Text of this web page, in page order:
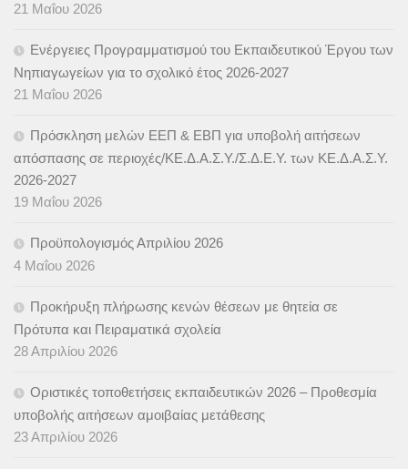
21 Μαΐου 2026
Ενέργειες Προγραμματισμού του Εκπαιδευτικού Έργου των
Νηπιαγωγείων για το σχολικό έτος 2026-2027
21 Μαΐου 2026
Πρόσκληση μελών ΕΕΠ & ΕΒΠ για υποβολή αιτήσεων
απόσπασης σε περιοχές/ΚΕ.Δ.Α.Σ.Υ./Σ.Δ.Ε.Υ. των ΚΕ.Δ.Α.Σ.Υ.
2026-2027
19 Μαΐου 2026
Προϋπολογισμός Απριλίου 2026
4 Μαΐου 2026
Προκήρυξη πλήρωσης κενών θέσεων με θητεία σε
Πρότυπα και Πειραματικά σχολεία
28 Απριλίου 2026
Οριστικές τοποθετήσεις εκπαιδευτικών 2026 – Προθεσμία
υποβολής αιτήσεων αμοιβαίας μετάθεσης
23 Απριλίου 2026